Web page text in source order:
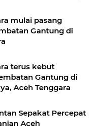
mulai pasang
Gantung di
terus kebut
Gantung di
Aceh Tenggara
Sepakat Percepat
Aceh